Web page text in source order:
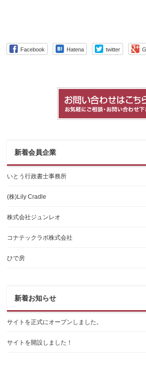
Facebook Hatena twitter
新着会員企業
いとう行政書士事務所
(株)Lily Cradle
株式会社ジュンレオ
コナテックラボ株式会社
ひで房
新着お知らせ
サイトを正式にオープンしました。
サイトを開設しました！